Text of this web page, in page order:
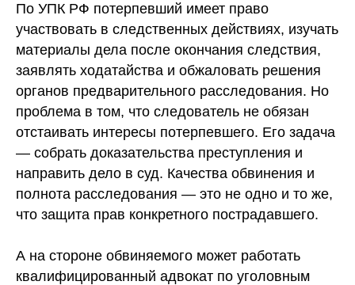
По УПК РФ потерпевший имеет право
участвовать в следственных действиях, изучать
материалы дела после окончания следствия,
заявлять ходатайства и обжаловать решения
органов предварительного расследования. Но
проблема в том, что следователь не обязан
отстаивать интересы потерпевшего. Его задача
— собрать доказательства преступления и
направить дело в суд. Качества обвинения и
полнота расследования — это не одно и то же,
что защита прав конкретного пострадавшего.
А на стороне обвиняемого может работать
квалифицированный адвокат по уголовным